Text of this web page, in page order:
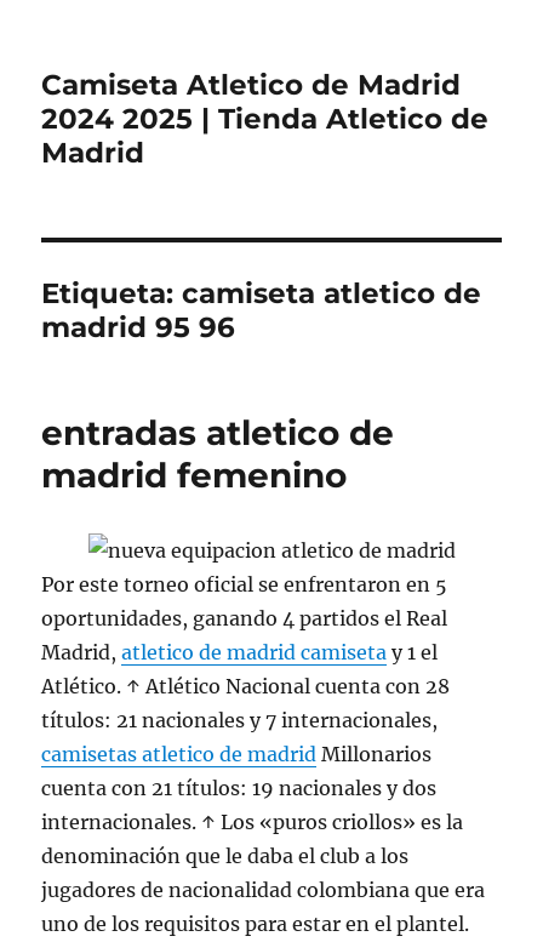
Camiseta Atletico de Madrid
2024 2025 | Tienda Atletico de
Madrid
Etiqueta:camiseta atletico de
madrid 95 96
entradas atletico de
madrid femenino
Por este torneo oficial se enfrentaron en 5
oportunidades, ganando 4 partidos el Real
Madrid,atletico de madrid camiseta y 1 el
Atlético. ↑ Atlético Nacional cuenta con 28
títulos: 21 nacionales y 7 internacionales,
camisetas atletico de madrid Millonarios
cuenta con 21 títulos: 19 nacionales y dos
internacionales. ↑ Los «puros criollos» es la
denominación que le daba el club a los
jugadores de nacionalidad colombiana que era
uno de los requisitos para estar en el plantel.